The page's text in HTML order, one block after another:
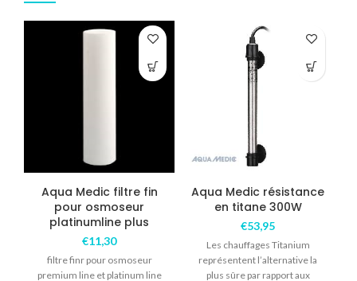
Aqua Medic filtre fin
pour osmoseur
platinumline plus
€11,30
filtre finr pour osmoseur
premium line et platinum line
Aqua Medic résistance
en titane 300W
€53,95
Les chauffages Titanium
représentent l’alternative la
plus sûre par rapport aux